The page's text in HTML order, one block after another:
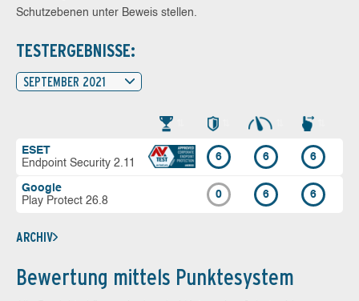
Schutzebenen unter Beweis stellen.
TESTERGEBNISSE:
SEPTEMBER 2021
ESET
Endpoint Security 2.11
6 6 6
Google
Play Protect 26.8
0 6 6
ARCHIV
Bewertung mittels Punktesystem